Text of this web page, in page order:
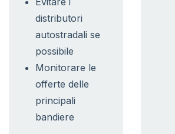
distributori
autostradali se
possibile
Monitorare le
offerte delle
principali
bandiere